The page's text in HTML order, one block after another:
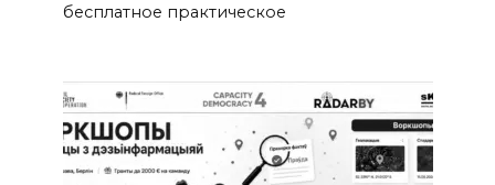
бесплатное практическое